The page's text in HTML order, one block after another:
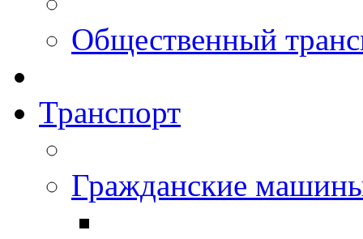
Общественный
Транспорт
Гражданские